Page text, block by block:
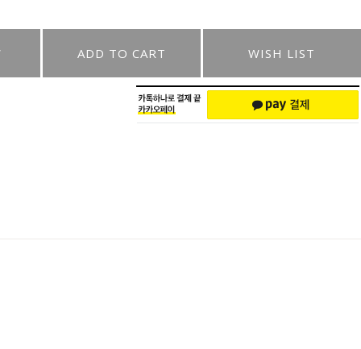
ADD TO CART WISH LIST